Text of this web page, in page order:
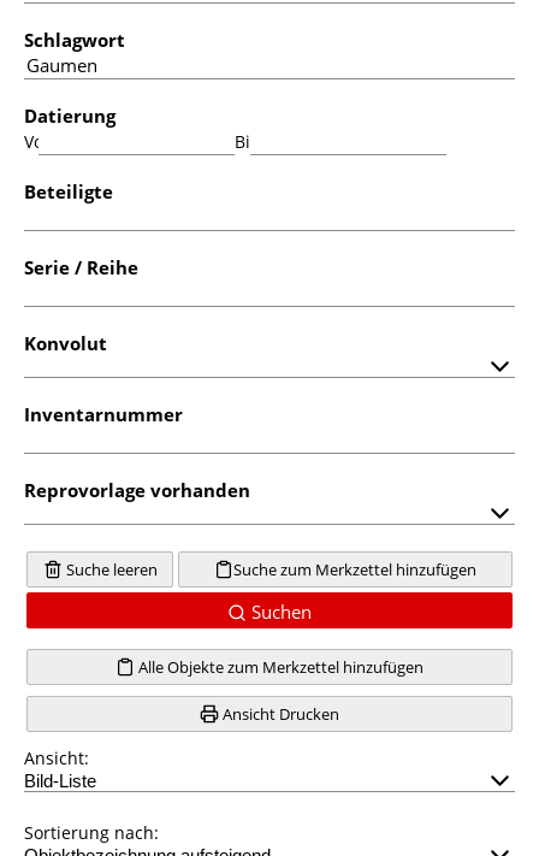
Schlagwort
Datierung
Von: Bis:
Beteiligte
Serie / Reihe
Konvolut
Inventarnummer
Reprovorlage vorhanden
Suche leeren Suche zum Merkzettel hinzufügen
Suchen
Alle Objekte zum Merkzettel hinzufügen
Ansicht Drucken
Ansicht:
Sortierung nach: